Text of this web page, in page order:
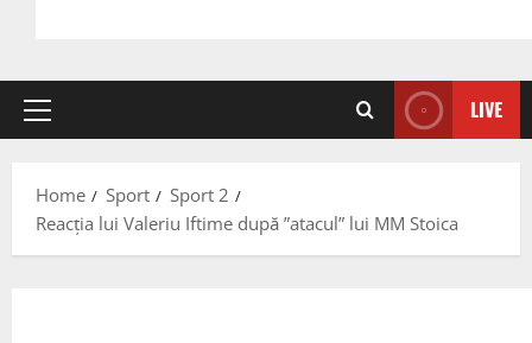
Primary
LIVE
Home Sport
Sport 2
Reacția lui Valeriu Iftime după ”atacul” lui MM Stoica